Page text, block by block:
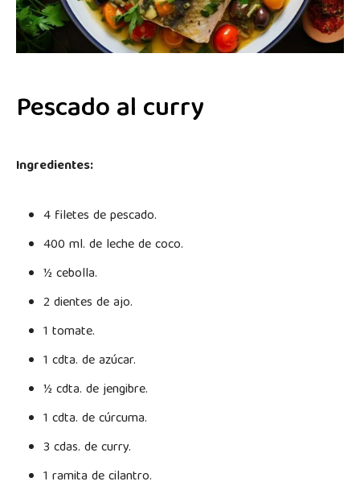
Pescado al curry
Ingredientes:
4 filetes de pescado.
400 ml. de leche de coco.
½ cebolla.
2 dientes de ajo.
1 tomate.
1 cdta. de azúcar.
½ cdta. de jengibre.
1 cdta. de cúrcuma.
3 cdas. de curry.
1 ramita de cilantro.